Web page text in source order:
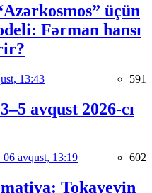
üçün
Fərman hansı
13:43 591
avqust 2026-cı
06 avqust, 13:19 602
Tokayevin